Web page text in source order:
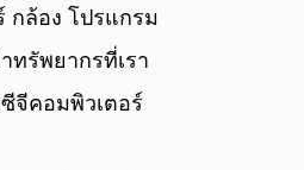
กล้อง โปรแกรม
ทรัพยากรที่เรา
จีคอมพิวเตอร์